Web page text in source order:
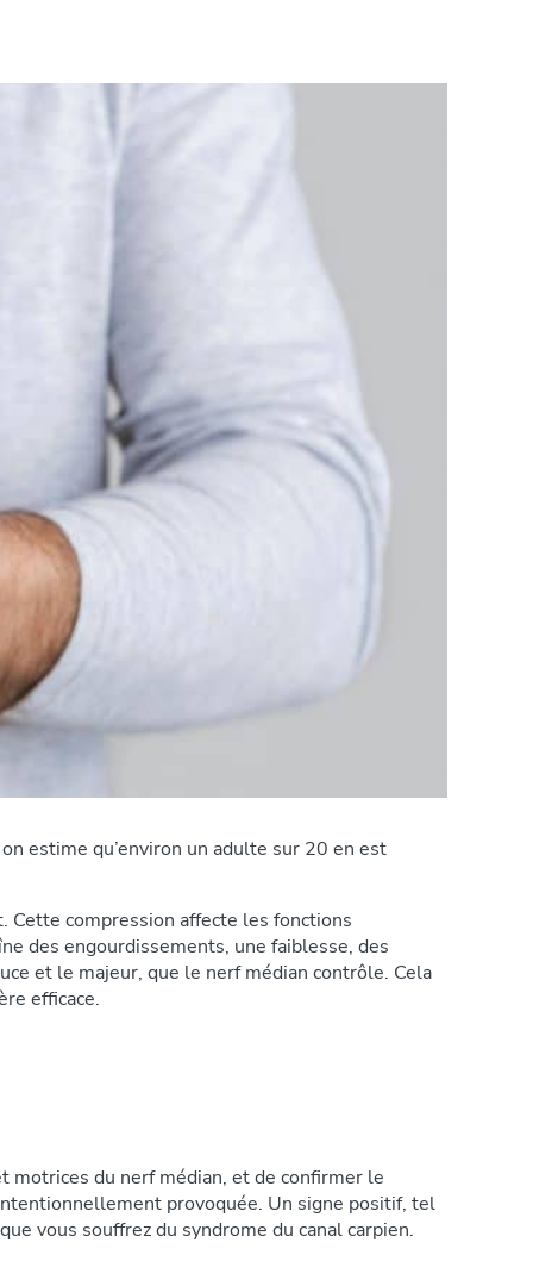
estime qu’environ un adulte sur 20 en est
Cette compression affecte les fonctions
des engourdissements, une faiblesse, des
et le majeur, que le nerf médian contrôle. Cela
efficace.
motrices du nerf médian, et de confirmer le
provoquée. Un signe positif, tel
vous souffrez du syndrome du canal carpien.